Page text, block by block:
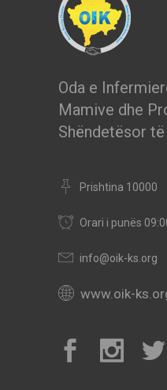
Oda e
Mamive dhe
Shëndetësor
Prishtina 10000
Orari i punës
info@oik-ks.org
www.oik-